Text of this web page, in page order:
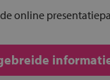
online